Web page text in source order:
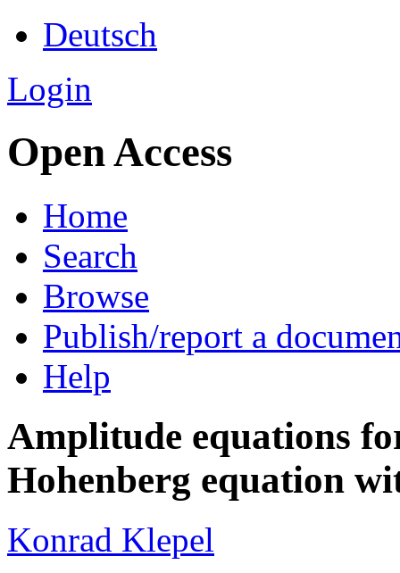
Deutsch
Login
Open Access
Home
Search
Browse
Publish/report a
Help
Amplitude equations
Hohenberg equation
Konrad Klepel